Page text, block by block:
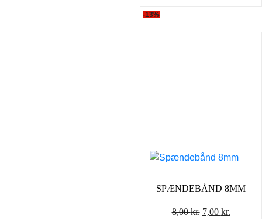
-13%
SPÆNDEBÅND 8MM
8,00kr. Den
7,00 kr.